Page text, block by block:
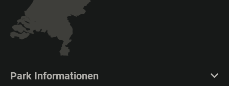
Park Informationen